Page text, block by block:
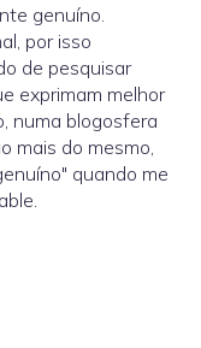
genuíno.
por isso
de pesquisar
exprimam melhor
numa blogosfera
mais do mesmo,
quando me